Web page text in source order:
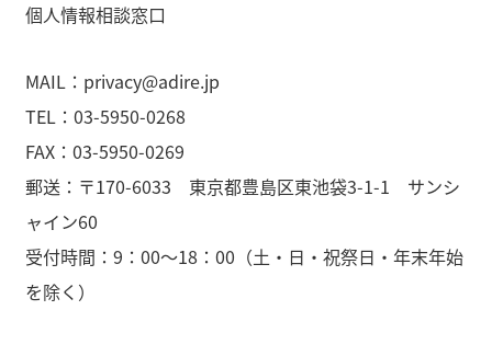
個人情報相談窓口
MAIL：privacy@adire.jp
TEL：03-5950-0268
FAX：03-5950-0269
郵送：〒170-6033 東京都豊島区東池袋3-1-1 サンシ
ャイン60
受付時間：9：00～18：00（土・日・祝祭日・年末年始
を除く）